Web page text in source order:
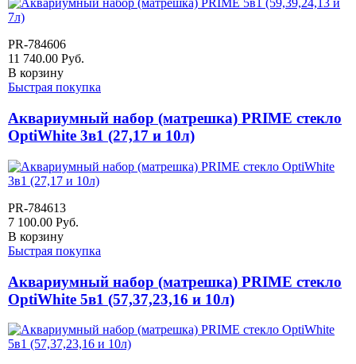
PR-784606
11 740.00 Руб.
В корзину
Быстрая покупка
Аквариумный набор (матрешка) PRIME стекло
OptiWhite 3в1 (27,17 и 10л)
PR-784613
7 100.00 Руб.
В корзину
Быстрая покупка
Аквариумный набор (матрешка) PRIME стекло
OptiWhite 5в1 (57,37,23,16 и 10л)